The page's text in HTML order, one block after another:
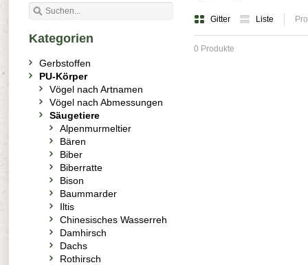
Gitter Liste
0 Produkte
Kategorien
Gerbstoffen
PU-Körper
Vögel nach Artnamen
Vögel nach Abmessungen
Säugetiere
Alpenmurmeltier
Bären
Biber
Biberratte
Bison
Baummarder
Iltis
Chinesisches Wasserreh
Damhirsch
Dachs
Rothirsch